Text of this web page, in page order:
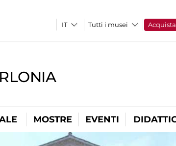
Tutti i musei Acquista
MOSTRE EVENTI